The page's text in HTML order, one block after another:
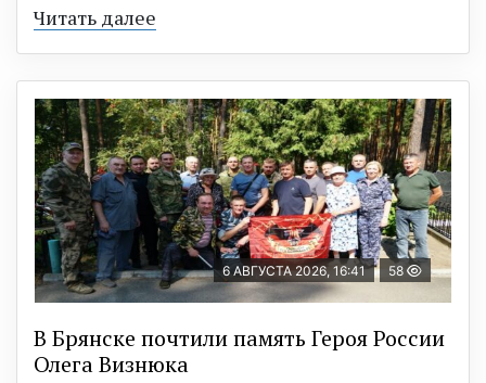
Читать далее
6 АВГУСТА 2026, 16:41 58
В Брянске почтили память Героя России
Олега Визнюка